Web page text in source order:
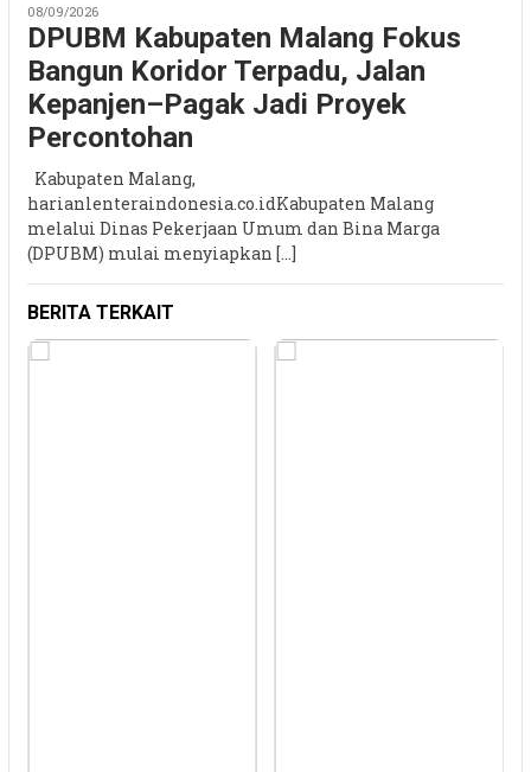
08/09/2026
DPUBM Kabupaten Malang Fokus
Bangun Koridor Terpadu, Jalan
Kepanjen–Pagak Jadi Proyek
Percontohan
Kabupaten Malang,
harianlenteraindonesia.co.idKabupaten Malang
melalui Dinas Pekerjaan Umum dan Bina Marga
(DPUBM) mulai menyiapkan […]
BERITA TERKAIT